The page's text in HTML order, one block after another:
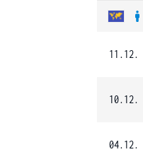
11.12.
10.12.
04.12.